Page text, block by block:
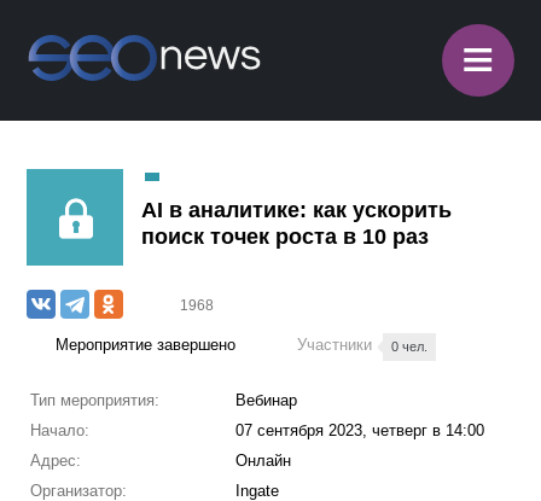
≡
AI в аналитике: как ускорить
поиск точек роста в 10 раз
1968
Мероприятие завершено Участники 0 чел.
Тип мероприятия:
Вебинар
Начало:
07 сентября 2023, четверг в 14:00
Адрес:
Онлайн
Организатор:
Ingate